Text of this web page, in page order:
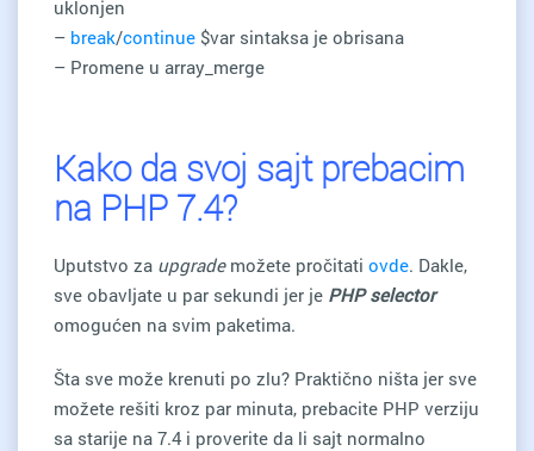
uklonjen
– break/continue $var sintaksa je obrisana
– Promene u array_merge
Kako da svoj sajt prebacim
na PHP 7.4?
Uputstvo za upgrade možete pročitati ovde. Dakle,
sve obavljate u par sekundi jer je PHP selector
omogućen na svim paketima.
Šta sve može krenuti po zlu? Praktično ništa jer sve
možete rešiti kroz par minuta, prebacite PHP verziju
sa starije na 7.4 i proverite da li sajt normalno